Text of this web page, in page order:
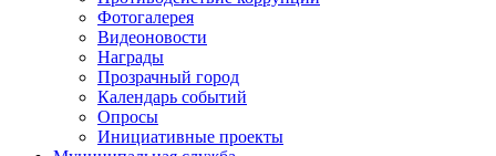
Фотогалерея
Видеоновости
Награды
Прозрачный город
Календарь событий
Опросы
Инициативные проекты